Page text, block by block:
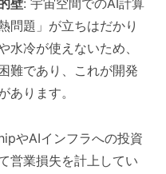
壁: 宇宙空間でのAI計算
問題」が立ちはだかり
水冷が使えないため、
難であり、これが開発
あります。
やAIインフラへの投資
営業損失を計上してい